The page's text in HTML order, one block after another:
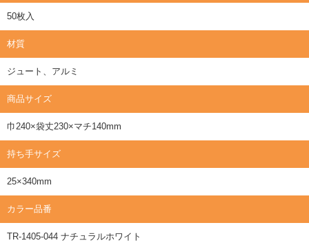
50枚入
材質
ジュート、アルミ
商品サイズ
巾240×袋丈230×マチ140mm
持ち手サイズ
25×340mm
カラー品番
TR-1405-044 ナチュラルホワイト